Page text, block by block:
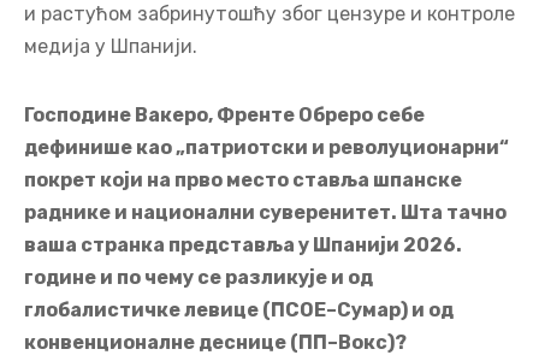
и растућом забринутошћу због цензуре и контроле
медија у Шпанији.
Господине Вакеро, Френте Обреро себе
дефинише као „патриотски и револуционарни“
покрет који на прво место ставља шпанске
раднике и национални суверенитет. Шта тачно
ваша странка представља у Шпанији 2026.
године и по чему се разликује и од
глобалистичке левице (ПСОЕ–Сумар) и од
конвенционалне деснице (ПП–Вокс)?